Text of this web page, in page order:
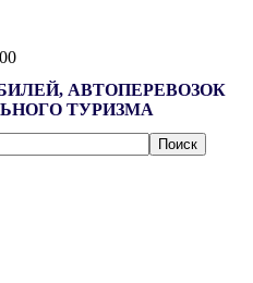
АВТОПЕРЕВОЗОК
ТУРИЗМА